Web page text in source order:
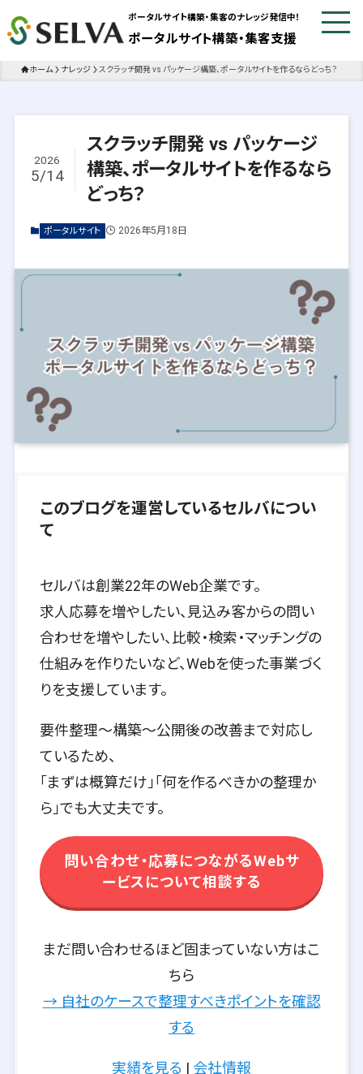
ポータルサイト構築・集客のナレッジ発信中！
ポータルサイト構築・集客支援
ホーム ナレッジ スクラッチ開発 vs パッケージ構築、ポータルサイトを作るならどっち？
スクラッチ開発 vs パッケージ
構築、ポータルサイトを作るなら
どっち？
2026
5/14
ポータルサイト 2026年5月18日
このブログを運営しているセルバについ
て
セルバは創業22年のWeb企業です。
求人応募を増やしたい、見込み客からの問い
合わせを増やしたい、比較・検索・マッチングの
仕組みを作りたいなど、Webを使った事業づく
りを支援しています。
要件整理〜構築〜公開後の改善まで対応し
ているため、
「まずは概算だけ」「何を作るべきかの整理か
ら」でも大丈夫です。
問い合わせ・応募につながるWebサ
ービスについて相談する
まだ問い合わせるほど固まっていない方はこ
ちら
→ 自社のケースで整理すべきポイントを確認
する
実績を見る | 会社情報